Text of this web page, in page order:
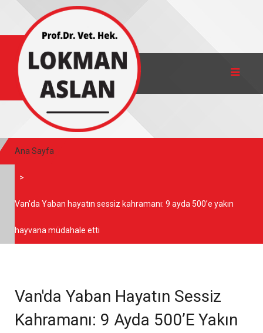
Ana Sayfa
Van'da Yaban hayatın sessiz kahramanı: 9 ayda 500’e yakın
hayvana müdahale etti
Van'da Yaban Hayatın Sessiz
Kahramanı: 9 Ayda 500’e Yakın